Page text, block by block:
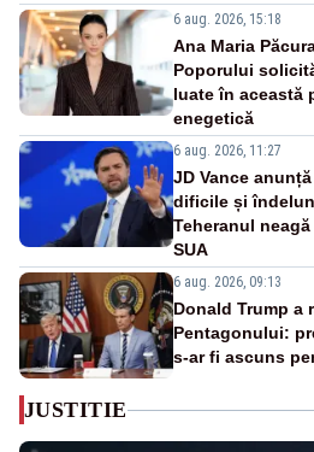
6 aug. 2026, 15:18
Ana Maria
Poporului
luate în această
enegetică
6 aug. 2026, 11:27
JD Vance
dificile și
Teheranul
SUA
6 aug. 2026, 09:13
Donald Trump a
Pentagonului:
s-ar fi ascuns
JUSTITIE